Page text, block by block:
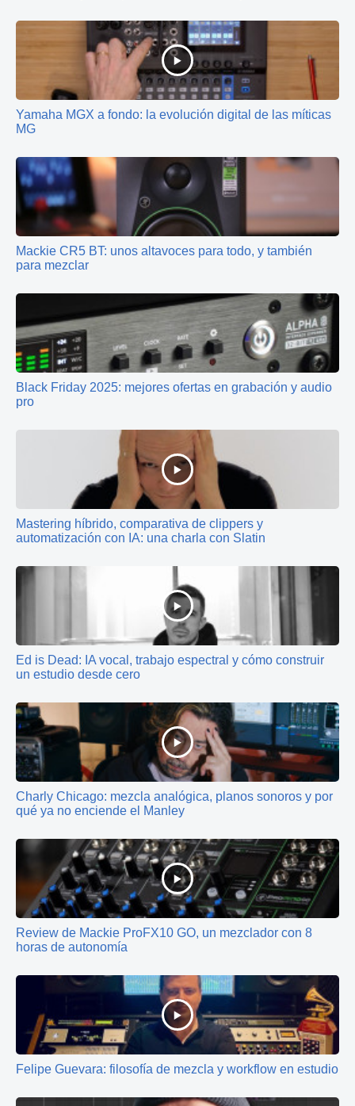
Yamaha MGX a fondo: la evolución digital de las míticas
MG
Mackie CR5 BT: unos altavoces para todo, y también
para mezclar
Black Friday 2025: mejores ofertas en grabación y audio
pro
Mastering híbrido, comparativa de clippers y
automatización con IA: una charla con Slatin
Ed is Dead: IA vocal, trabajo espectral y cómo construir
un estudio desde cero
Charly Chicago: mezcla analógica, planos sonoros y por
qué ya no enciende el Manley
Review de Mackie ProFX10 GO, un mezclador con 8
horas de autonomía
Felipe Guevara: filosofía de mezcla y workflow en estudio